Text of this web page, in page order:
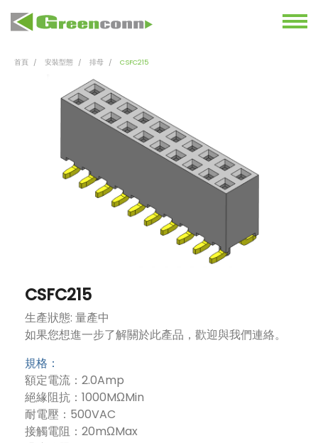
首頁 安裝型態 排母 CSFC215
CSFC215
生產狀態: 量產中
如果您想進一步了解關於此產品，歡迎與我們連絡。
規格：
額定電流：2.0Amp
絕緣阻抗：1000MΩMin
耐電壓：500VAC
接觸電阻：20mΩMax